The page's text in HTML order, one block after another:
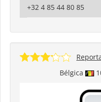
+32 4 85 44 80 85
Bélgica